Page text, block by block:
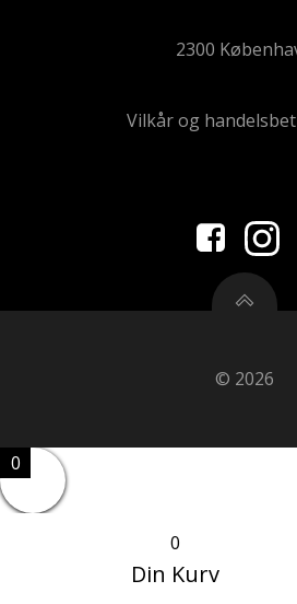
2300
Vilkår og
© 2026
0
0
Din Kurv